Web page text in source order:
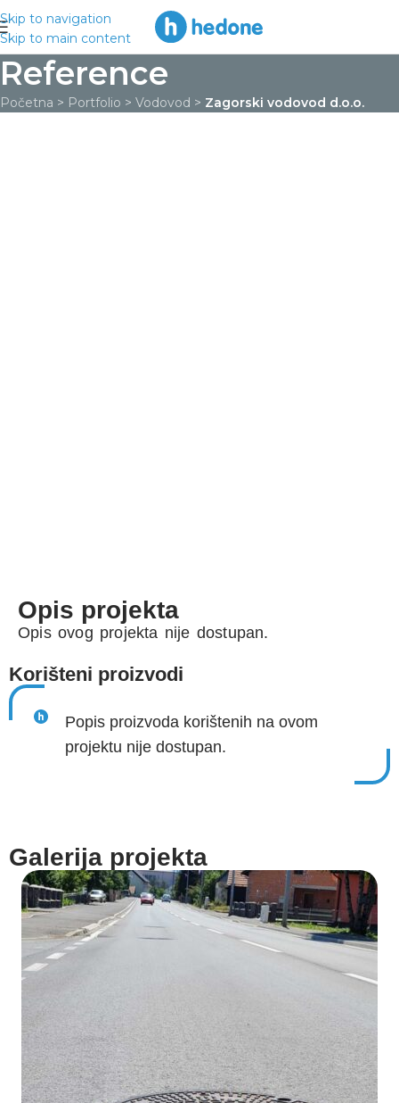
Skip to navigation
Skip to main content
Reference
Početna > Portfolio > Vodovod > Zagorski vodovod d.o.o.
Opis projekta
Opis ovog projekta nije dostupan.
Korišteni proizvodi
Popis proizvoda korištenih na ovom
projektu nije dostupan.
Galerija projekta